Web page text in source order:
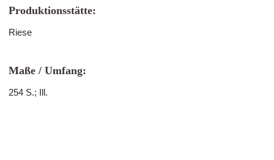
Produktionsstätte:
Riese
Maße / Umfang:
254 S.; Ill.